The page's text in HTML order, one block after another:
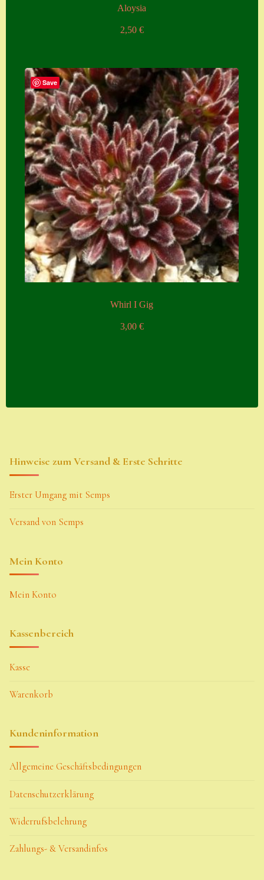
Aloysia
2,50 €
Save
Whirl I Gig
3,00 €
Hinweise zum Versand & Erste Schritte
Erster Umgang mit Semps
Versand von Semps
Mein Konto
Mein Konto
Kassenbereich
Kasse
Warenkorb
Kundeninformation
Allgemeine Geschäftsbedingungen
Datenschutzerklärung
Widerrufsbelehrung
Zahlungs- & Versandinfos